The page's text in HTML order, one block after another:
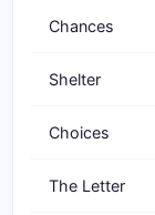
Chances
Shelter
Choices
The Letter